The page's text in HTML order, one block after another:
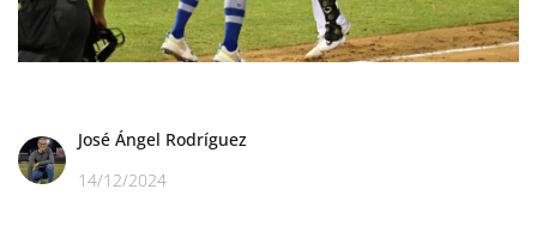
José Ángel Rodríguez
14/12/2024